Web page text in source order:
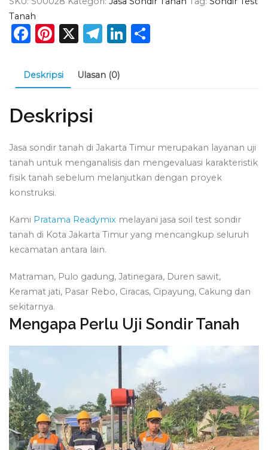
Jakarta
Timur
Tanah
Facebook
Pinterest
X Telegram
LinkedIn
Deskripsi Ulasan (0)
Deskripsi
Jasa sondir tanah di Jakarta Timur merupakan layanan uji
tanah untuk menganalisis dan mengevaluasi karakteristik
fisik tanah sebelum melanjutkan dengan proyek
konstruksi.
Kami Pratama Readymix melayani jasa soil test sondir
tanah di Kota Jakarta Timur yang mencangkup seluruh
kecamatan antara lain.
Matraman, Pulo gadung, Jatinegara, Duren sawit,
Keramat jati, Pasar Rebo, Ciracas, Cipayung, Cakung dan
sekitarnya.
Mengapa Perlu Uji Sondir Tanah